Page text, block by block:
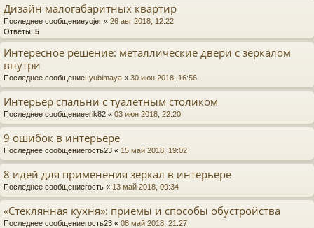
Дизайн малогабаритных квартир
Последнее сообщениеyojer « 26 авг 2018, 12:22
Ответы: 5
Интересное решение: металлические двери с зеркалом
внутри
Последнее сообщениеLyubimaya « 30 июн 2018, 16:56
Интерьер спальни с туалетным столиком
Последнее сообщениеerik82 « 03 июн 2018, 22:20
9 ошибок в интерьере
Последнее сообщениегость23 « 15 май 2018, 19:02
8 идей для применения зеркал в интерьере
Последнее сообщениегость « 13 май 2018, 09:34
«Стеклянная кухня»: приемы и способы обустройства
Последнее сообщениегость23 « 08 май 2018, 21:27